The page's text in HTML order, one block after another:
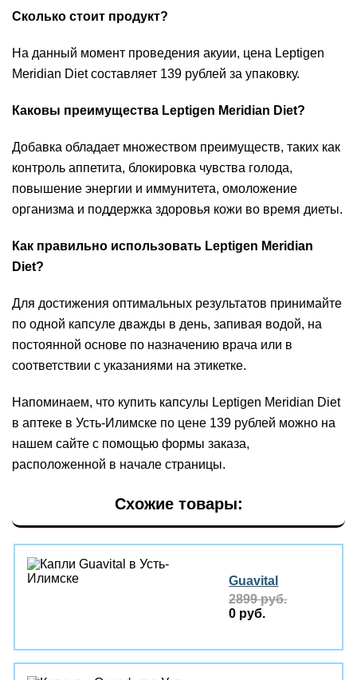
Сколько стоит продукт?
На данный момент проведения акуии, цена Leptigen
Meridian Diеt составляет 139 рублей за упаковку.
Каковы преимущества Leptigen Meridian Diеt?
Добавка обладает множеством преимуществ, таких как
контроль аппетита, блокировка чувства голода,
повышение энергии и иммунитета, омоложение
организма и поддержка здоровья кожи во время диеты.
Как правильно использовать Leptigen Meridian
Diеt?
Для достижения оптимальных результатов принимайте
по одной капсуле дважды в день, запивая водой, на
постоянной основе по назначению врача или в
соответствии с указаниями на этикетке.
Напоминаем, что купить капсулы Leptigen Meridian Diеt
в аптеке в Усть-Илимске по цене 139 рублей можно на
нашем сайте с помощью формы заказа,
расположенной в начале страницы.
Схожие товары:
Guavital
2899 руб.
0 руб.